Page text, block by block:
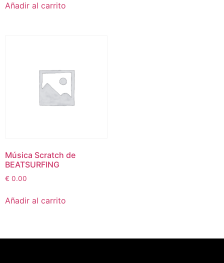
Añadir al carrito
Música Scratch de
BEATSURFING
€ 0.00
Añadir al carrito